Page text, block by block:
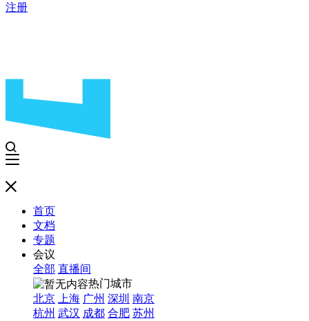
注册
首页
文档
专题
会议
全部 直播间
热门城市
北京
上海 广州 深圳 南京
杭州 武汉 成都 合肥 苏州